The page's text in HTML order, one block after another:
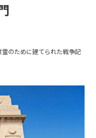
のために建てられた戦争記